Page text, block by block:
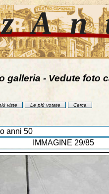
galleria - Vedute foto
viste Le più votate Cerca
anni 50
IMMAGINE 29/85